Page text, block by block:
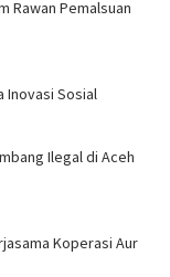
Rawan Pemalsuan
Inovasi Sosial
Ilegal di Aceh
Koperasi Aur